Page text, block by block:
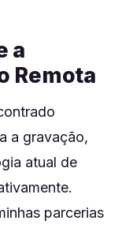
a
Remota
a gravação,
atual de
parcerias